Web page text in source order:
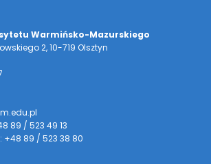
Warmińsko-Mazurskiego
2, 10-719 Olsztyn
89 / 523 49 13
+48 89 / 523 38 80